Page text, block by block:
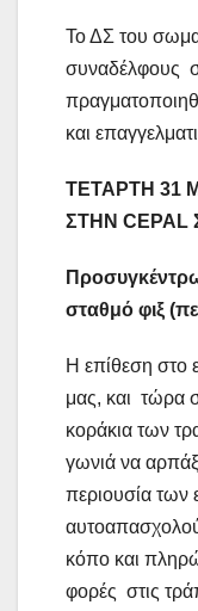
Το ΔΣ του
συναδέλφους
και
ΤΕΤΑΡΤΗ 31
ΣΤΗΝ CEPAL
σταθμό φιξ
Η επίθεση στο
μας, και τώρα
κοράκια των
γωνιά να
περιουσία των
κόπο και
φορές στις